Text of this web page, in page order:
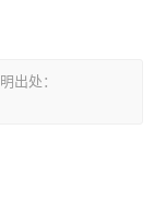
出处：